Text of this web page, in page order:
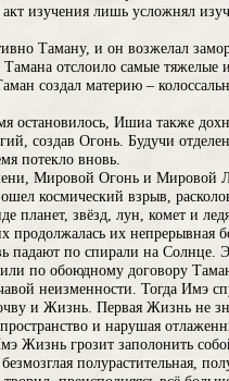
изучения лишь усложнял
Таману, и он возжелал
отслоило самые тяжелые
создал материю –
остановилось, Ишиа также
создав Огонь. Будучи
потекло вновь.
Мировой Огонь и Мировой
космический взрыв,
планет, звёзд, лун, комет и
их непрерывная
падают по спирали на Солнце.
по обоюдному договору
неизменности. Тогда Имэ
и Жизнь. Первая Жизнь не
и нарушая
Жизнь грозит заполонить
полурастительная,